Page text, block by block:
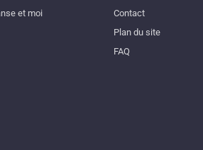
et moi
Contact
Plan du site
FAQ